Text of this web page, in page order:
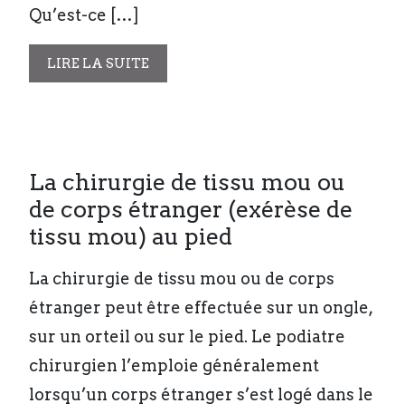
Qu’est-ce […]
LIRE LA SUITE
La chirurgie de tissu mou ou
de corps étranger (exérèse de
tissu mou) au pied
La chirurgie de tissu mou ou de corps
étranger peut être effectuée sur un ongle,
sur un orteil ou sur le pied. Le podiatre
chirurgien l’emploie généralement
lorsqu’un corps étranger s’est logé dans le